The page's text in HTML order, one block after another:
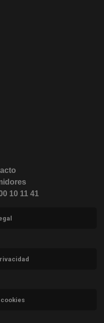
(abre en ventana nueva)
en ventana nueva)
(abre en ventana nueva)
en ventana nueva)
(abre en ventana nueva)
10 11 41